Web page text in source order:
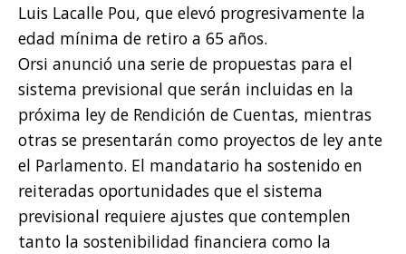
Luis Lacalle Pou, que elevó progresivamente la
edad mínima de retiro a 65 años.
Orsi anunció una serie de propuestas para el
sistema previsional que serán incluidas en la
próxima ley de Rendición de Cuentas, mientras
otras se presentarán como proyectos de ley ante
el Parlamento. El mandatario ha sostenido en
reiteradas oportunidades que el sistema
previsional requiere ajustes que contemplen
tanto la sostenibilidad financiera como la